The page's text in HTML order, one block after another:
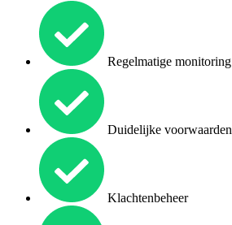
Regelmatige monitoring
Duidelijke voorwaarden
Klachtenbeheer